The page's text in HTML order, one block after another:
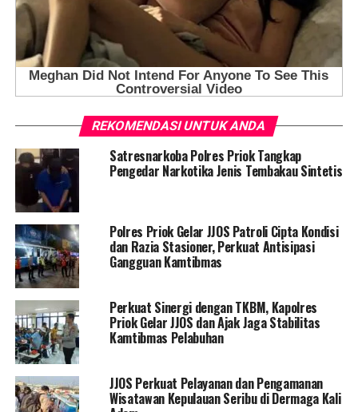
REKOMENDASI UNTUK ANDA
Satresnarkoba Polres Priok Tangkap
Pengedar Narkotika Jenis Tembakau Sintetis
Polres Priok Gelar JJOS Patroli Cipta Kondisi
dan Razia Stasioner, Perkuat Antisipasi
Gangguan Kamtibmas
Perkuat Sinergi dengan TKBM, Kapolres
Priok Gelar JJOS dan Ajak Jaga Stabilitas
Kamtibmas Pelabuhan
JJOS Perkuat Pelayanan dan Pengamanan
Wisatawan Kepulauan Seribu di Dermaga Kali